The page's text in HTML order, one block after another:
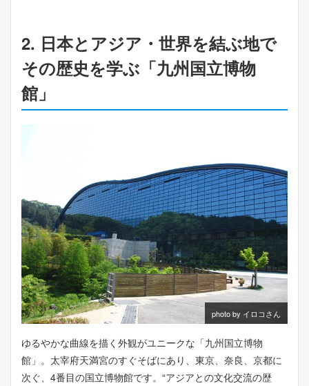
2. 日本とアジア・世界を結ぶ地で
その歴史を学ぶ「九州国立博物
館」
photo by イロコさん
ゆるやかな曲線を描く外観がユニークな「九州国立博物
館」。太宰府天満宮のすぐそばにあり、東京、奈良、京都に
次ぐ、4番目の国立博物館です。“アジアとの文化交流の歴